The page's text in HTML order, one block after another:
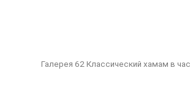
Галерея 62 Классический хамам в